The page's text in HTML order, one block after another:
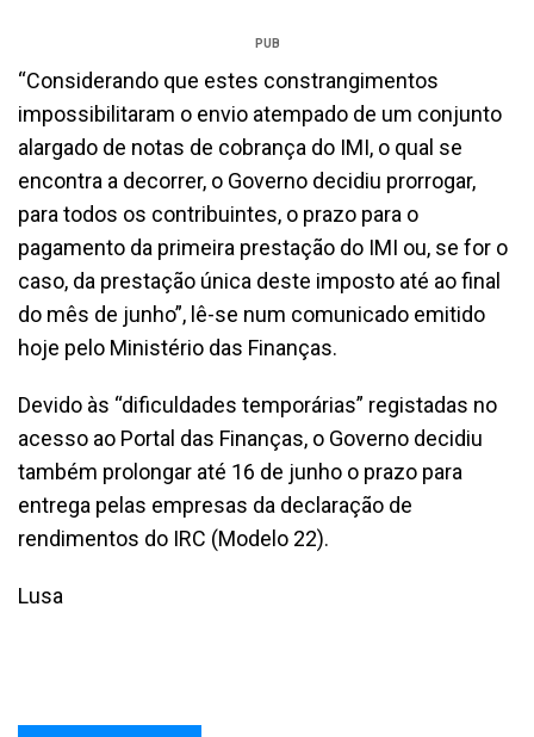
PUB
“Considerando que estes constrangimentos
impossibilitaram o envio atempado de um conjunto
alargado de notas de cobrança do IMI, o qual se
encontra a decorrer, o Governo decidiu prorrogar,
para todos os contribuintes, o prazo para o
pagamento da primeira prestação do IMI ou, se for o
caso, da prestação única deste imposto até ao final
do mês de junho”, lê-se num comunicado emitido
hoje pelo Ministério das Finanças.
Devido às “dificuldades temporárias” registadas no
acesso ao Portal das Finanças, o Governo decidiu
também prolongar até 16 de junho o prazo para
entrega pelas empresas da declaração de
rendimentos do IRC (Modelo 22).
Lusa